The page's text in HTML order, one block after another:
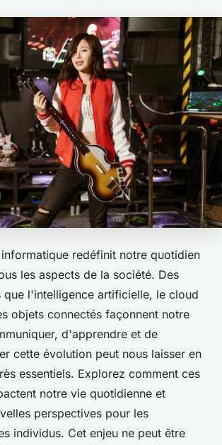
redéfinit notre quotidien
les aspects de la société. Des
que l'intelligence artificielle, le cloud
objets connectés façonnent notre
d'apprendre et de
cette évolution peut nous laisser en
essentiels. Explorez comment ces
notre vie quotidienne et
perspectives pour les
individus. Cet enjeu ne peut être